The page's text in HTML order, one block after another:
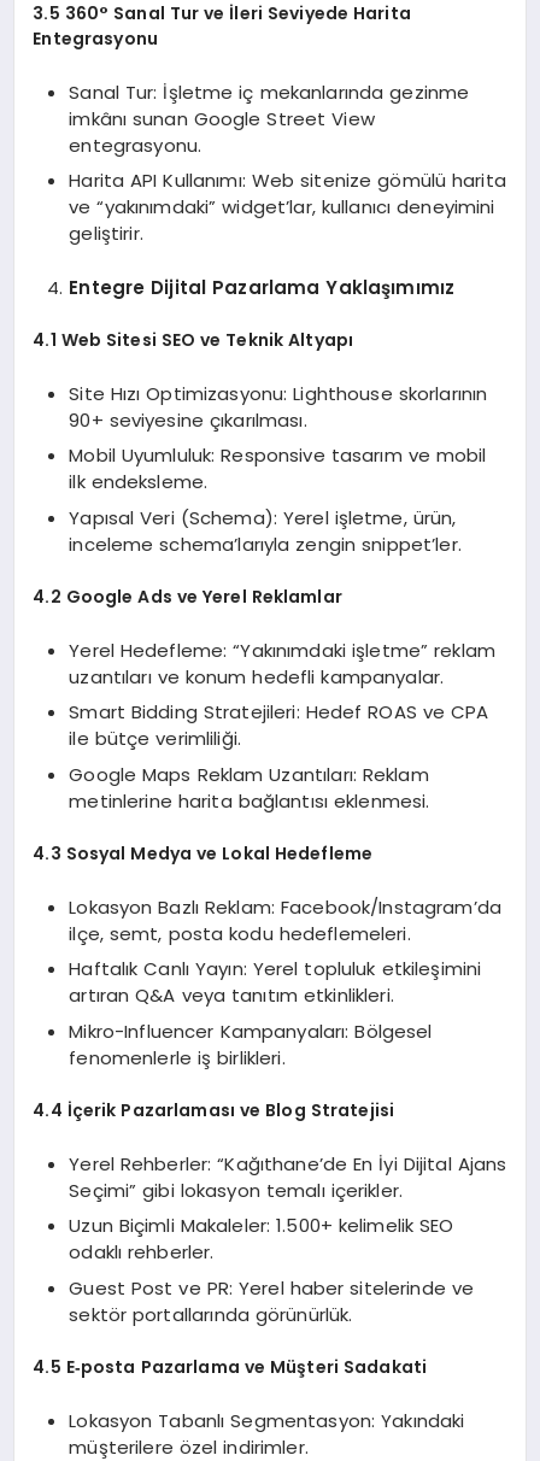
3.5 360° Sanal Tur ve İleri Seviyede Harita
Entegrasyonu
Sanal Tur: İşletme iç mekanlarında gezinme
imkânı sunan Google Street View
entegrasyonu.
Harita API Kullanımı: Web sitenize gömülü harita
ve “yakınımdaki” widget’lar, kullanıcı deneyimini
geliştirir.
Entegre Dijital Pazarlama Yaklaşımımız
4.1 Web Sitesi SEO ve Teknik Altyapı
Site Hızı Optimizasyonu: Lighthouse skorlarının
90+ seviyesine çıkarılması.
Mobil Uyumluluk: Responsive tasarım ve mobil
ilk endeksleme.
Yapısal Veri (Schema): Yerel işletme, ürün,
inceleme schema’larıyla zengin snippet’ler.
4.2 Google Ads ve Yerel Reklamlar
Yerel Hedefleme: “Yakınımdaki işletme” reklam
uzantıları ve konum hedefli kampanyalar.
Smart Bidding Stratejileri: Hedef ROAS ve CPA
ile bütçe verimliliği.
Google Maps Reklam Uzantıları: Reklam
metinlerine harita bağlantısı eklenmesi.
4.3 Sosyal Medya ve Lokal Hedefleme
Lokasyon Bazlı Reklam: Facebook/Instagram’da
ilçe, semt, posta kodu hedeflemeleri.
Haftalık Canlı Yayın: Yerel topluluk etkileşimini
artıran Q&A veya tanıtım etkinlikleri.
Mikro-Influencer Kampanyaları: Bölgesel
fenomenlerle iş birlikleri.
4.4 İçerik Pazarlaması ve Blog Stratejisi
Yerel Rehberler: “Kağıthane’de En İyi Dijital Ajans
Seçimi” gibi lokasyon temalı içerikler.
Uzun Biçimli Makaleler: 1.500+ kelimelik SEO
odaklı rehberler.
Guest Post ve PR: Yerel haber sitelerinde ve
sektör portallarında görünürlük.
4.5 E‑posta Pazarlama ve Müşteri Sadakati
Lokasyon Tabanlı Segmentasyon: Yakındaki
müşterilere özel indirimler.